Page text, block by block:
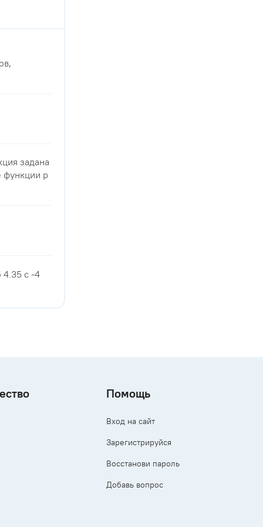
задана
функции р
4.35 с -4
Помощь
Вход на сайт
Зарегистрируйся
Восстанови пароль
Добавь вопрос